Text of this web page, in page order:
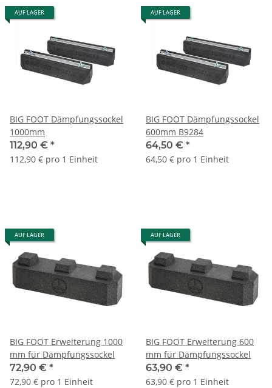
AUF LAGER
BIG FOOT Dämpfungssockel
1000mm
112,90 € *
112,90 € pro 1 Einheit
AUF LAGER
BIG FOOT Dämpfungssockel
600mm B9284
64,50 € *
64,50 € pro 1 Einheit
AUF LAGER
BIG FOOT Erweiterung 1000
mm für Dämpfungssockel
72,90 € *
72,90 € pro 1 Einheit
AUF LAGER
BIG FOOT Erweiterung 600
mm für Dämpfungssockel
63,90 € *
63,90 € pro 1 Einheit